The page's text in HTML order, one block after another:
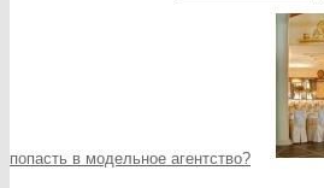
попасть в модельное агентство?